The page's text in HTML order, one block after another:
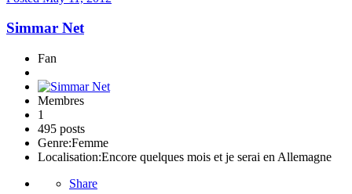
Simmar Net
Fan
Membres
1
495 posts
Genre:Femme
Localisation:Encore quelques mois et je serai en Allemagne
Share